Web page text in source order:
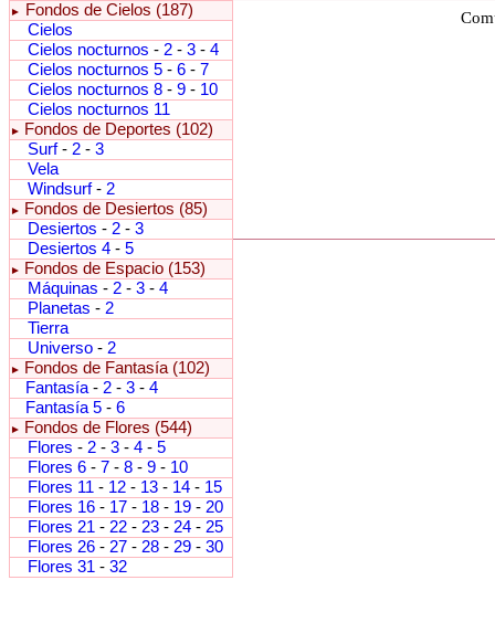
►
Fondos de Cielos (187)
Cielos
Cielos nocturnos - 2 - 3 - 4
Cielos nocturnos 5 - 6 - 7
Cielos nocturnos 8 - 9 - 10
Cielos nocturnos 11
►
Fondos de Deportes (102)
Surf- 2 - 3
Vela
Windsurf- 2
►
Fondos de Desiertos (85)
Desiertos - 2 - 3
Desiertos 4 - 5
►
Fondos de Espacio (153)
Máquinas - 2 - 3 - 4
Planetas - 2
Tierra
Universo - 2
►
Fondos de Fantasía (102)
Fantasía - 2 - 3 - 4
Fantasía 5 - 6
►
Fondos de Flores (544)
Flores - 2 - 3 - 4 - 5
Flores 6 - 7 - 8 - 9 - 10
Flores 11 - 12 - 13 - 14 - 15
Flores 16 - 17 - 18 - 19 - 20
Flores 21 - 22 - 23 - 24 - 25
Flores 26 - 27 - 28 - 29 - 30
Flores 31 - 32